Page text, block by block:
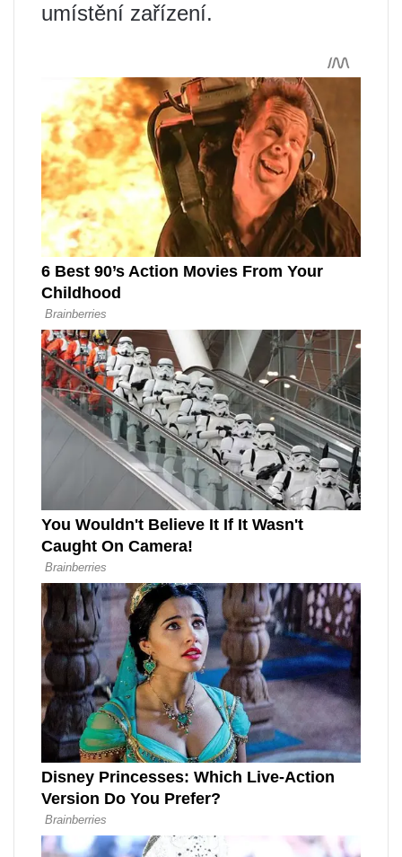
umístění zařízení.